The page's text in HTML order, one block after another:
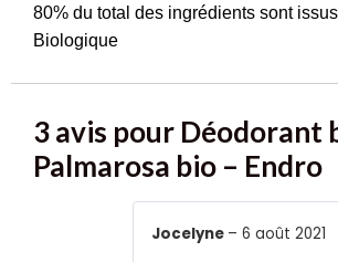
80% du total des ingrédients sont
Biologique
3 avis pour Déodorant
Palmarosa bio – Endro
Jocelyne – 6 août 2021